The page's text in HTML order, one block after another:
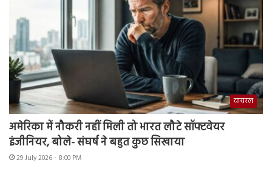
वायरल
अमेरिका में नौकरी नहीं मिली तो भारत लौटे सॉफ्टवेयर
इंजीनियर, बोले- संघर्ष ने बहुत कुछ सिखाया
29 July 2026 - 8:00 PM